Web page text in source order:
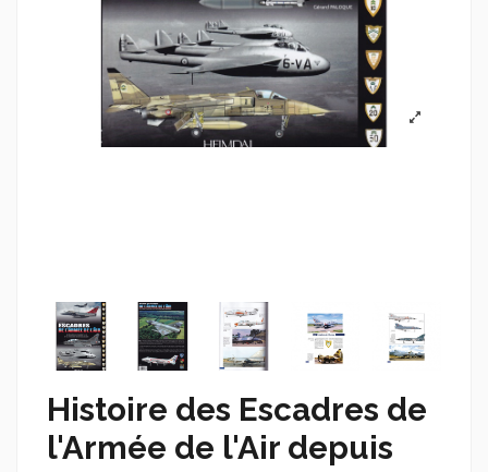
Histoire des Escadres de
l'Armée de l'Air depuis